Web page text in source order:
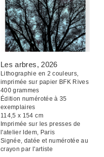
Les arbres, 2026
Lithographie en 2 couleurs,
imprimée sur papier BFK Rives
400 grammes
Édition numérotée à 35
exemplaires
114,5 x 154 cm
Imprimée sur les presses de
l'atelier Idem, Paris
Signée, datée et numérotée au
crayon par l'artiste